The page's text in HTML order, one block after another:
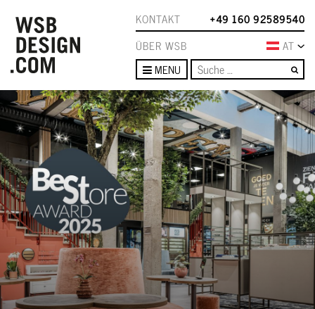
KONTAKT
+49 160 92589540
ÜBER WSB
AT
MENU